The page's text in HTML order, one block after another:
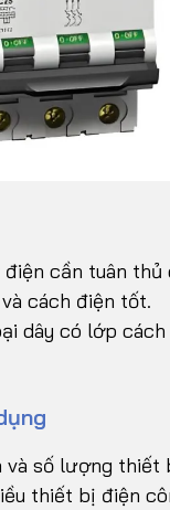
cần tuân
cách điện tốt.
dây có lớp
và số lượng
thiết bị điện